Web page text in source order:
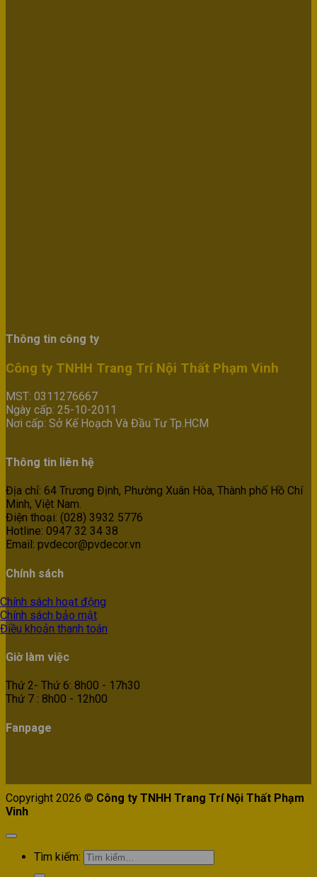
Thông tin công ty
Công ty TNHH Trang Trí Nội Thất Phạm Vinh
MST: 0311276667
Ngày cấp: 25-10-2011
Nơi cấp: Sở Kế Hoạch Và Đầu Tư Tp.HCM
Thông tin liên hệ
Địa chỉ: 64 Trương Định, Phường Xuân Hòa, Thành phố Hồ Chí
Minh, Việt Nam.
Điện thoại: (028) 3932 5776
Hotline: 0947 32 34 38
Email: pvdecor@pvdecor.vn
Chính sách
Chính sách hoạt động
Chính sách bảo mật
Điều khoản thanh toán
Giờ làm việc
Thứ 2- Thứ 6: 8h00 - 17h30
Thứ 7 : 8h00 - 12h00
Fanpage
Copyright 2026 © Công ty TNHH Trang Trí Nội Thất Phạm
Vinh
Tìm kiếm: